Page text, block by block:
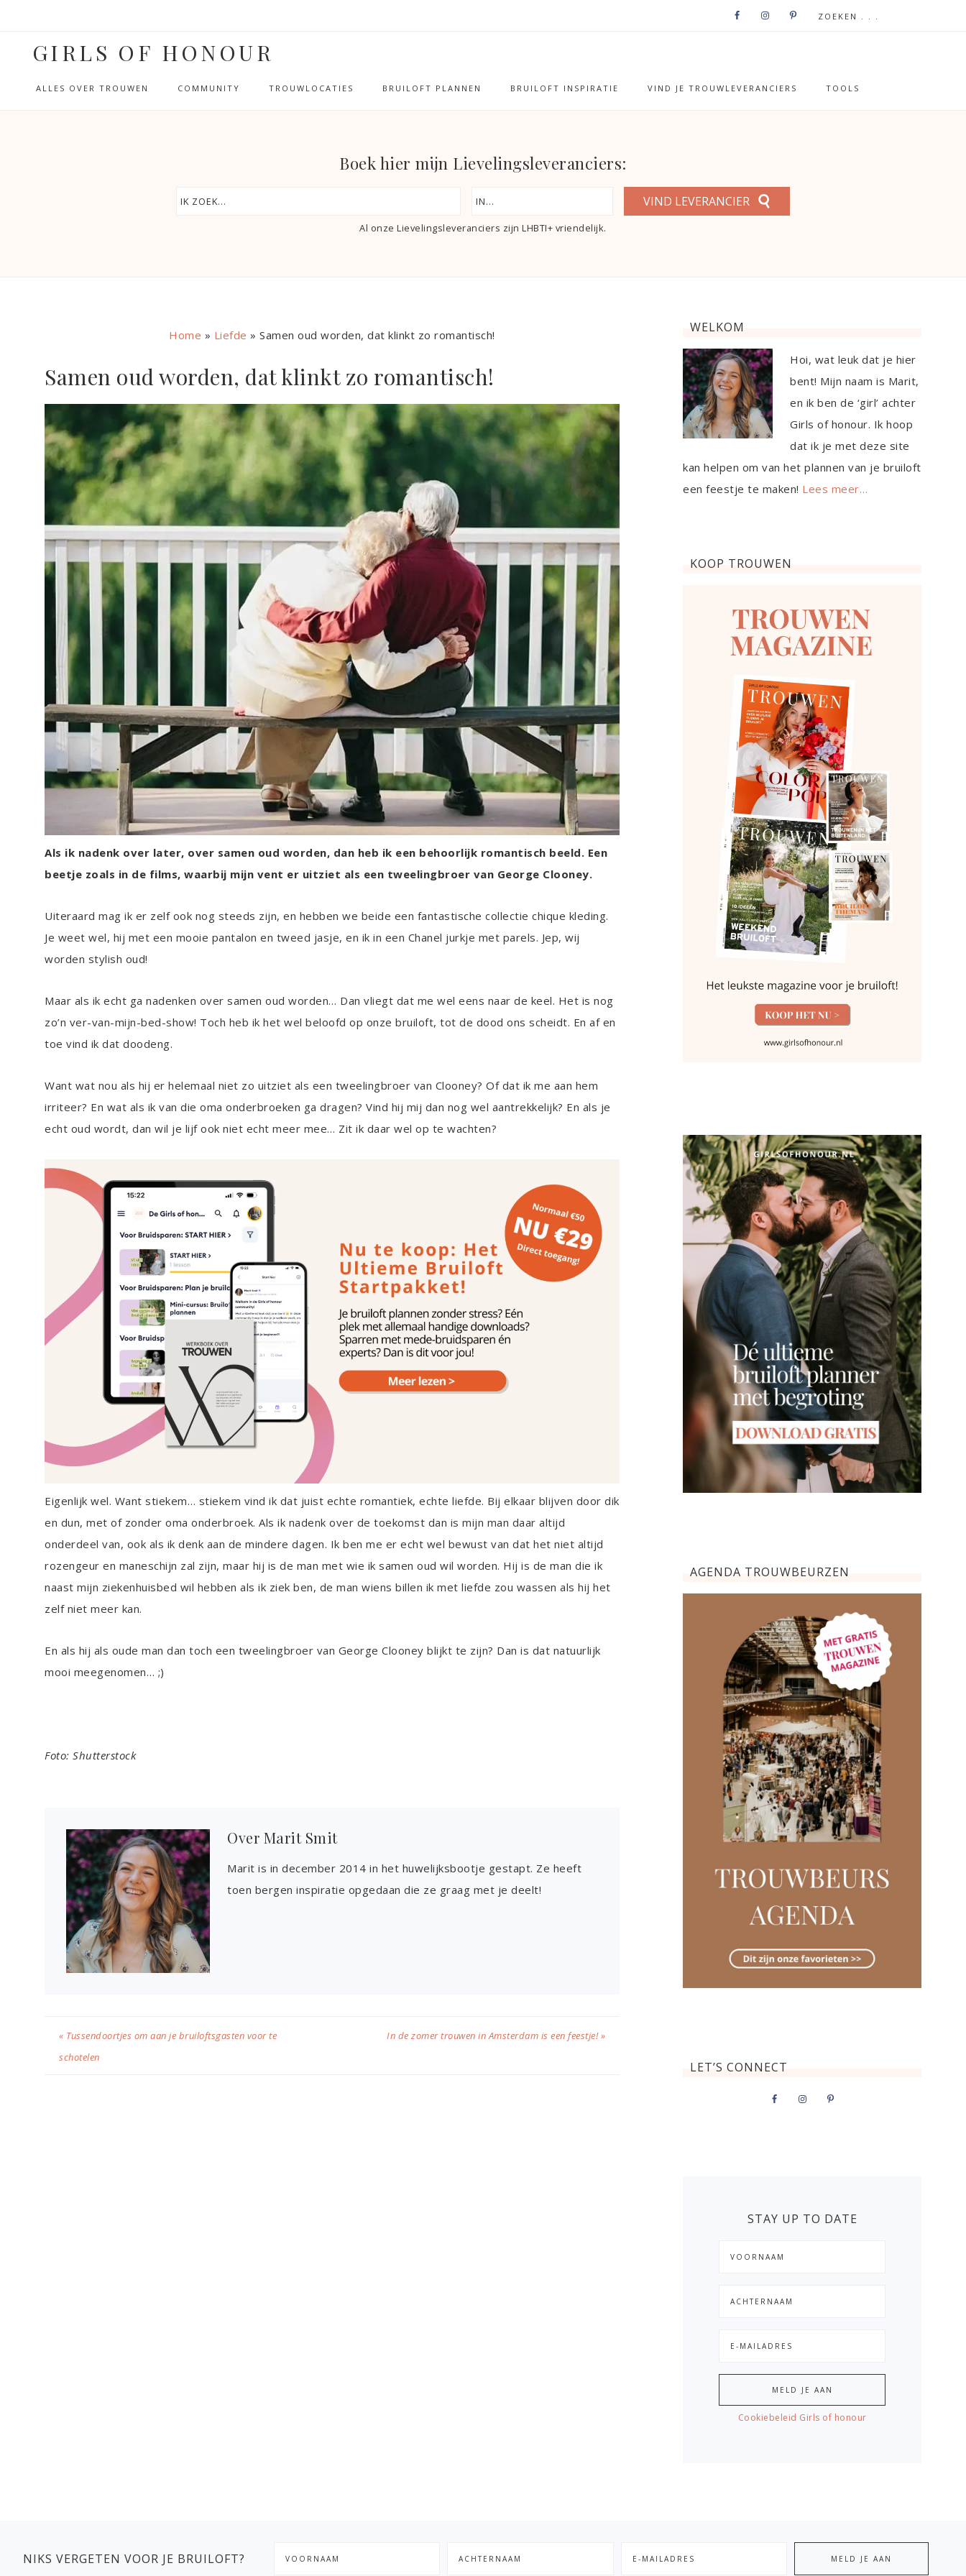
GIRLS OF HONOUR
ALLES OVER TROUWEN COMMUNITY TROUWLOCATIES BRUILOFT PLANNEN BRUILOFT INSPIRATIE VIND JE TROUWLEVERANCIERS TOOLS
Boek hier mijn Lievelingsleveranciers:
VIND LEVERANCIER
Al onze Lievelingsleveranciers zijn LHBTI+ vriendelijk.
Home » Liefde »Samen oud worden, dat klinkt zo romantisch!
Samen oud worden, dat klinkt zo romantisch!
Als ik nadenk over later, over samen oud worden, dan heb ik een behoorlijk romantisch beeld. Een
beetje zoals in de films, waarbij mijn vent er uitziet als een tweelingbroer van George Clooney.
Uiteraard mag ik er zelf ook nog steeds zijn, en hebben we beide een fantastische collectie chique kleding.
Je weet wel, hij met een mooie pantalon en tweed jasje, en ik in een Chanel jurkje met parels. Jep, wij
worden stylish oud!
Maar als ik echt ga nadenken over samen oud worden… Dan vliegt dat me wel eens naar de keel. Het is nog
zo’n ver-van-mijn-bed-show! Toch heb ik het wel beloofd op onze bruiloft, tot de dood ons scheidt. En af en
toe vind ik dat doodeng.
Want wat nou als hij er helemaal niet zo uitziet als een tweelingbroer van Clooney? Of dat ik me aan hem
irriteer? En wat als ik van die oma onderbroeken ga dragen? Vind hij mij dan nog wel aantrekkelijk? En als je
echt oud wordt, dan wil je lijf ook niet echt meer mee… Zit ik daar wel op te wachten?
Eigenlijk wel. Want stiekem… stiekem vind ik dat juist echte romantiek, echte liefde. Bij elkaar blijven door dik
en dun, met of zonder oma onderbroek. Als ik nadenk over de toekomst dan is mijn man daar altijd
onderdeel van, ook als ik denk aan de mindere dagen. Ik ben me er echt wel bewust van dat het niet altijd
rozengeur en maneschijn zal zijn, maar hij is de man met wie ik samen oud wil worden. Hij is de man die ik
naast mijn ziekenhuisbed wil hebben als ik ziek ben, de man wiens billen ik met liefde zou wassen als hij het
zelf niet meer kan.
En als hij als oude man dan toch een tweelingbroer van George Clooney blijkt te zijn? Dan is dat natuurlijk
mooi meegenomen… ;)
Foto: Shutterstock
Over Marit Smit
Marit is in december 2014 in het huwelijksbootje gestapt. Ze heeft
toen bergen inspiratie opgedaan die ze graag met je deelt!
« Tussendoortjes om aan je bruiloftsgasten voor te
schotelen
In de zomer trouwen in Amsterdam is een feestje! »
WELKOM
Hoi, wat leuk dat je hier
bent! Mijn naam is Marit,
en ik ben de ‘girl’ achter
Girls of honour. Ik hoop
dat ik je met deze site
kan helpen om van het plannen van je bruiloft
een feestje te maken! Lees meer…
KOOP TROUWEN
AGENDA TROUWBEURZEN
LET’S CONNECT
STAY UP TO DATE
Cookiebeleid Girls of honour
NIKS VERGETEN VOOR JE BRUILOFT?